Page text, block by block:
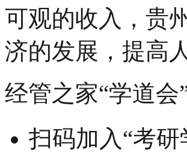
可观的收入，贵
济的发展，提高
经管之家“学道会
扫码加入“考